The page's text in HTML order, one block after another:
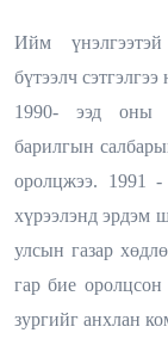
Ийм
бүтээлч
1990- ээд оны
барилгын
оролцжээ. 1991 -
хүрээлэнд эрдэм
улсын газар
гар бие
зургийг анхлан